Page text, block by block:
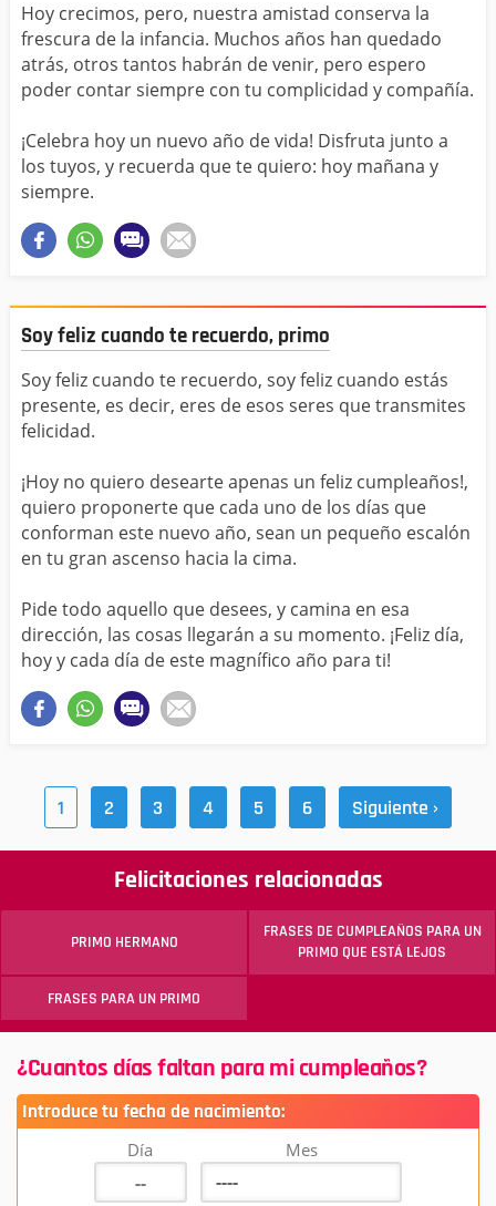
Hoy crecimos, pero, nuestra amistad conserva la
frescura de la infancia. Muchos años han quedado
atrás, otros tantos habrán de venir, pero espero
poder contar siempre con tu complicidad y compañía.
¡Celebra hoy un nuevo año de vida! Disfruta junto a
los tuyos, y recuerda que te quiero: hoy mañana y
siempre.
Soy feliz cuando te recuerdo, primo
Soy feliz cuando te recuerdo, soy feliz cuando estás
presente, es decir, eres de esos seres que transmites
felicidad.
¡Hoy no quiero desearte apenas un feliz cumpleaños!,
quiero proponerte que cada uno de los días que
conforman este nuevo año, sean un pequeño escalón
en tu gran ascenso hacia la cima.
Pide todo aquello que desees, y camina en esa
dirección, las cosas llegarán a su momento. ¡Feliz día,
hoy y cada día de este magnífico año para ti!
1 2 3 4 5 6 Siguiente ›
Felicitaciones relacionadas
PRIMO HERMANO
FRASES DE CUMPLEAÑOS PARA UN
PRIMO QUE ESTÁ LEJOS
FRASES PARA UN PRIMO
¿Cuantos días faltan para mi cumpleaños?
Introduce tu fecha de nacimiento:
Día Mes